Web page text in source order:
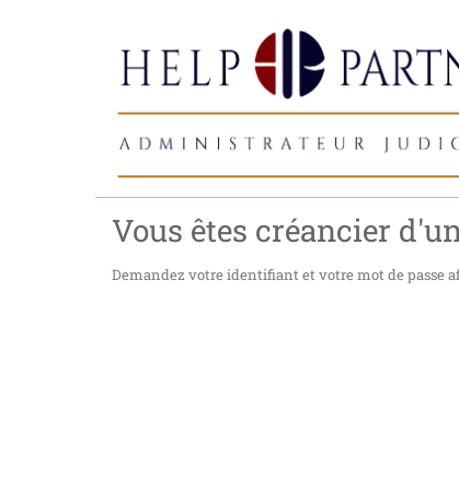
Vous êtes créancier
Demandez votre identifiant et votre mot de passe